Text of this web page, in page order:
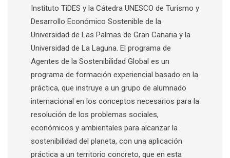
Instituto TiDES y la Cátedra UNESCO de Turismo y
Desarrollo Económico Sostenible de la
Universidad de Las Palmas de Gran Canaria y la
Universidad de La Laguna. El programa de
Agentes de la Sostenibilidad Global es un
programa de formación experiencial basado en la
práctica, que instruye a un grupo de alumnado
internacional en los conceptos necesarios para la
resolución de los problemas sociales,
económicos y ambientales para alcanzar la
sostenibilidad del planeta, con una aplicación
práctica a un territorio concreto, que en esta